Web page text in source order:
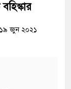
জুন ২০২১